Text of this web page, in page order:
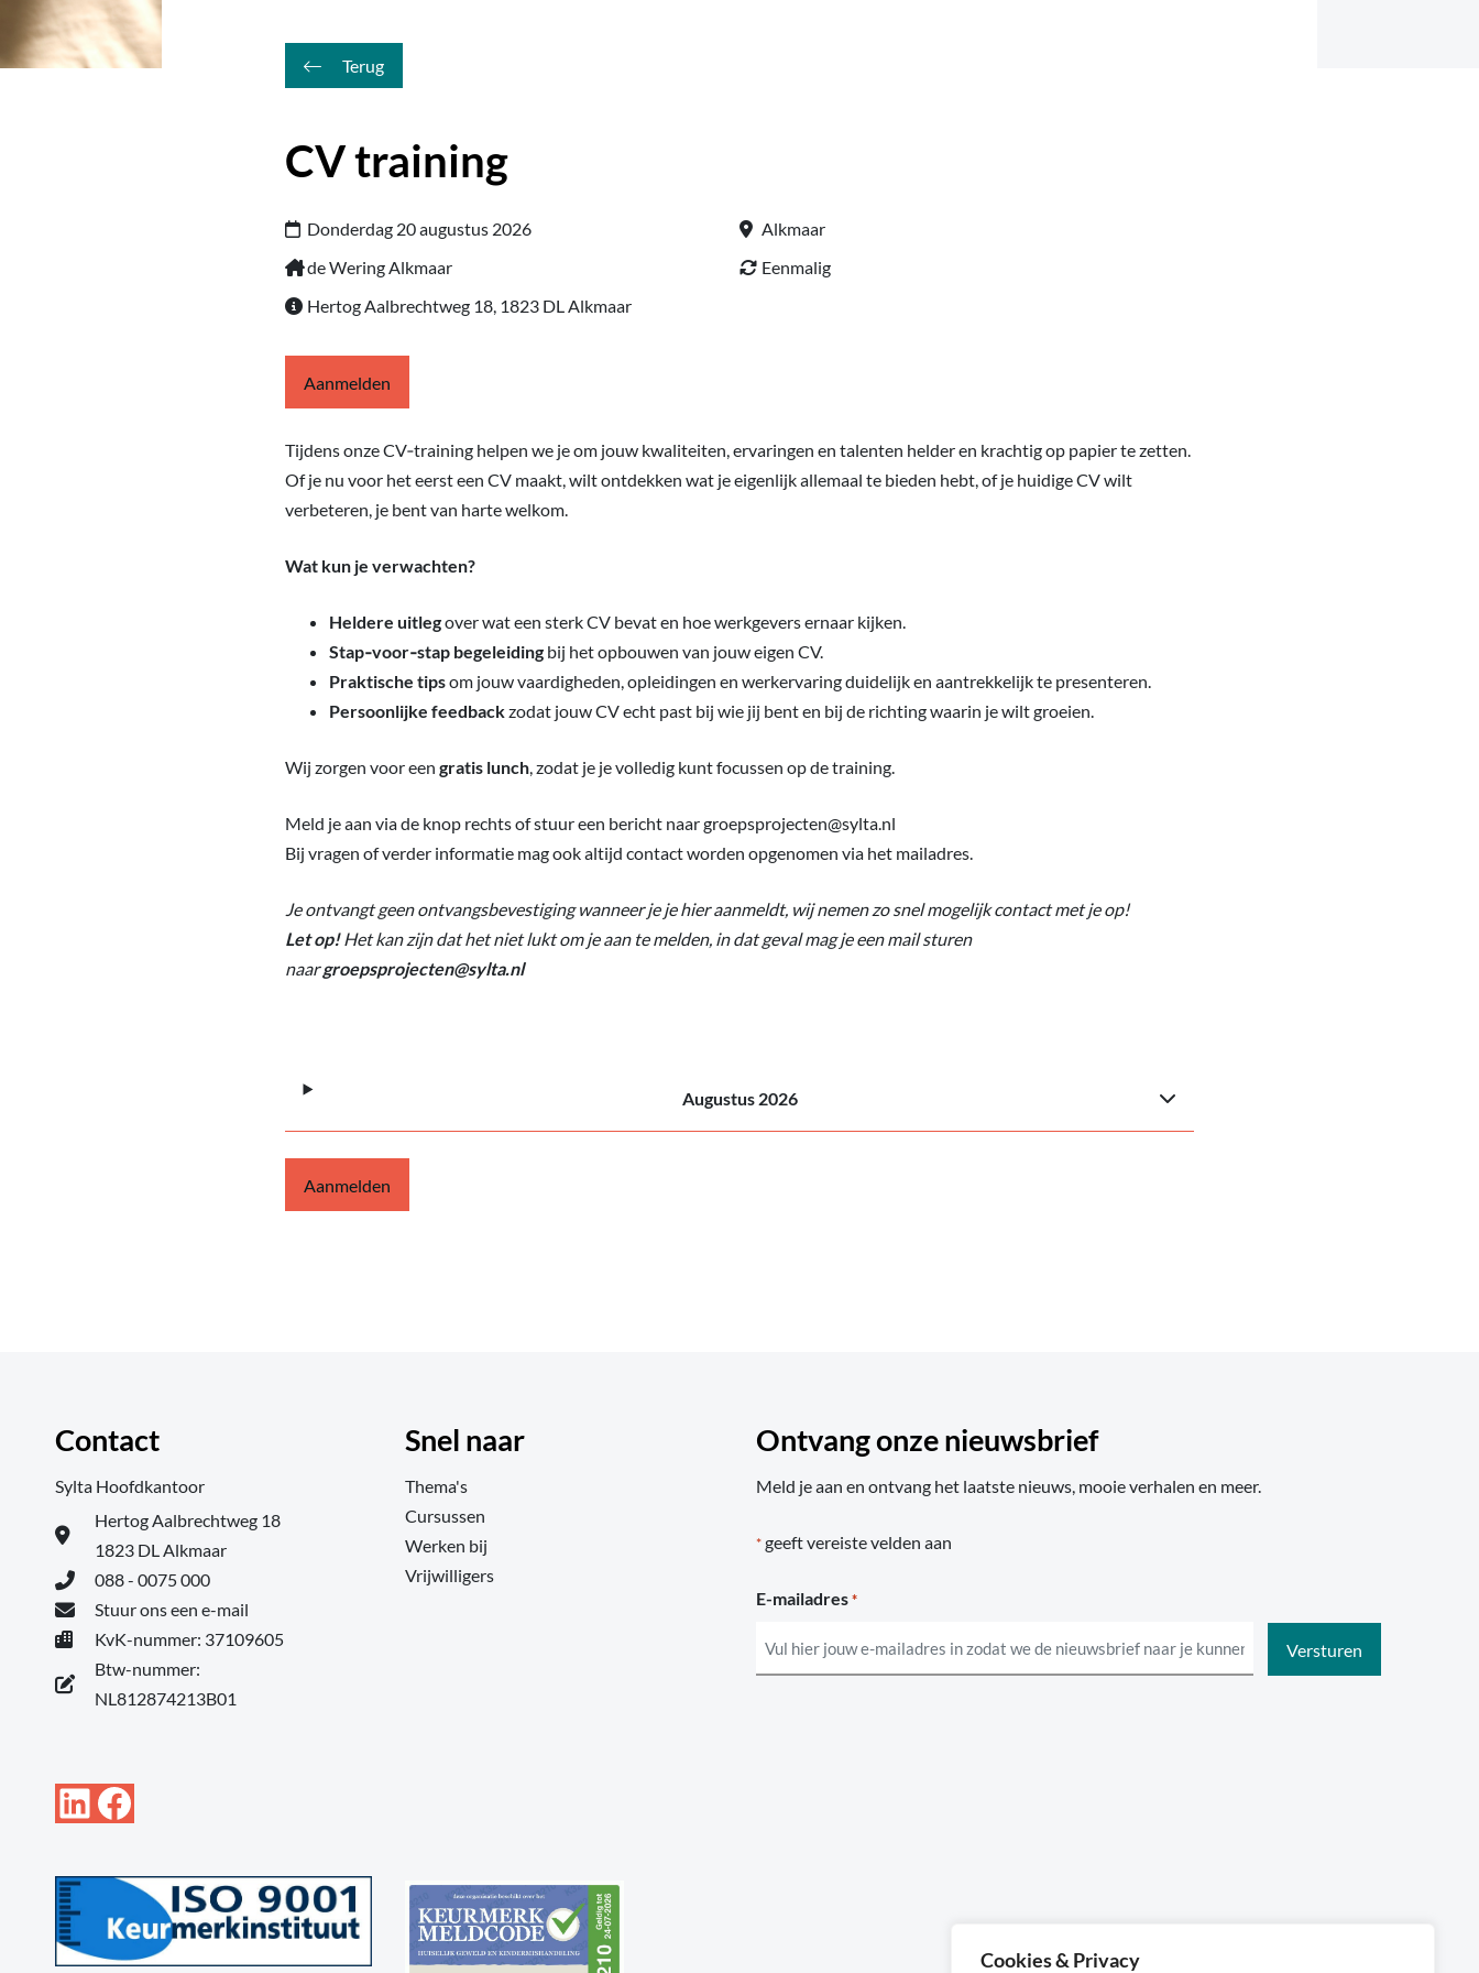
Cookies & Privacy
Terug
CV training
Donderdag 20 augustus 2026
Alkmaar
de Wering Alkmaar
Eenmalig
Hertog Aalbrechtweg 18, 1823 DL Alkmaar
Aanmelden
Tijdens onze CV‑training helpen we je om jouw kwaliteiten, ervaringen en talenten helder en krachtig op papier te zetten.
Of je nu voor het eerst een CV maakt, wilt ontdekken wat je eigenlijk allemaal te bieden hebt, of je huidige CV wilt
verbeteren, je bent van harte welkom.
Wat kun je verwachten?
Heldere uitlegover wat een sterk CV bevat en hoe werkgevers ernaar kijken.
Stap‑voor‑stap begeleiding bij het opbouwen van jouw eigen CV.
Praktische tipsom jouw vaardigheden, opleidingen en werkervaring duidelijk en aantrekkelijk te presenteren.
Persoonlijke feedbackzodat jouw CV echt past bij wie jij bent en bij de richting waarin je wilt groeien.
Wij zorgen voor eengratis lunch, zodat je je volledig kunt focussen op de training.
Meld je aan via de knop rechts of stuur een bericht naar groepsprojecten@sylta.nl
Bij vragen of verder informatie mag ook altijd contact worden opgenomen via het mailadres.
Je ontvangt geen ontvangsbevestiging wanneer je je hier aanmeldt, wij nemen zo snel mogelijk contact met je op!
Let op!Het kan zijn dat het niet lukt om je aan te melden, in dat geval mag je een mail sturen
naargroepsprojecten@sylta.nl
Augustus 2026
Aanmelden
Contact
Sylta Hoofdkantoor
Hertog Aalbrechtweg 18
1823 DL Alkmaar
088 - 0075 000
Stuur ons een e-mail
KvK-nummer: 37109605
Btw-nummer:
NL812874213B01
LinkedIn
Facebook
Snel naar
Thema's
Cursussen
Werken bij
Vrijwilligers
Ontvang onze nieuwsbrief
Meld je aan en ontvang het laatste nieuws, mooie verhalen en meer.
*geeft vereiste velden aan
E-mailadres *